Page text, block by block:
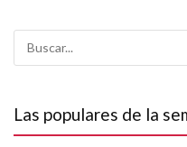
Las populares de la